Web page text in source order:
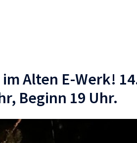
Alten E-Werk!
Beginn 19 Uhr.